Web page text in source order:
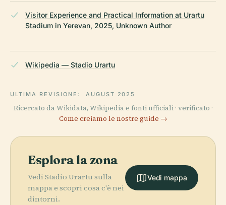
Visitor Experience and Practical Information at Urartu
Stadium in Yerevan, 2025, Unknown Author
Wikipedia — Stadio Urartu
ULTIMA REVISIONE: AUGUST 2025
Ricercato da Wikidata, Wikipedia e fonti ufficiali · verificato ·
Come creiamo le nostre guide →
Esplora la zona
Vedi Stadio Urartu sulla
mappa e scopri cosa c'è nei
dintorni.
Vedi mappa